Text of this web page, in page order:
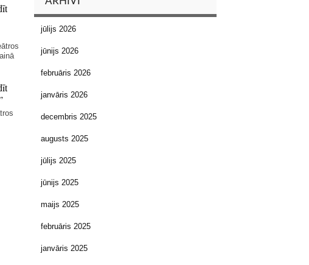
jūlijs 2026
jūnijs 2026
februāris 2026
janvāris 2026
decembris 2025
augusts 2025
jūlijs 2025
jūnijs 2025
maijs 2025
februāris 2025
janvāris 2025